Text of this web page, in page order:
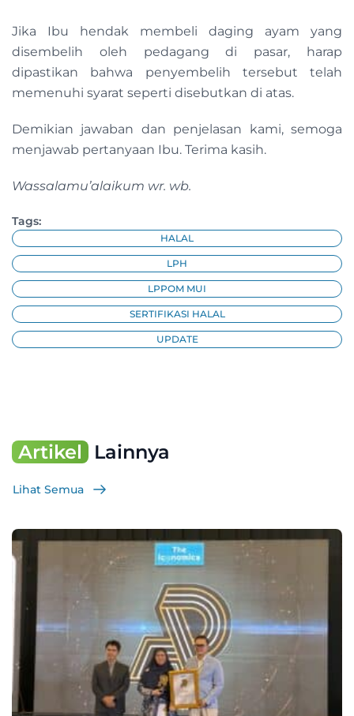
Jika Ibu hendak membeli daging ayam yang
disembelih oleh pedagang di pasar, harap
dipastikan bahwa penyembelih tersebut telah
memenuhi syarat seperti disebutkan di atas.
Demikian jawaban dan penjelasan kami, semoga
menjawab pertanyaan Ibu. Terima kasih.
Wassalamu’alaikum wr. wb.
Tags:
HALAL
LPH
LPPOM MUI
SERTIFIKASI HALAL
UPDATE
Artikel Lainnya
Lihat Semua